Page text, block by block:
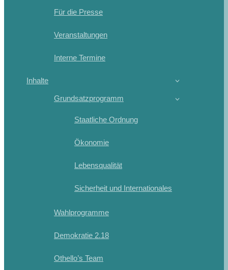
Für die Presse
Veranstaltungen
Interne Termine
Inhalte
Grundsatzprogramm
Staatliche Ordnung
Ökonomie
Lebensqualität
Sicherheit und Internationales
Wahlprogramme
Demokratie 2.18
Othello’s Team